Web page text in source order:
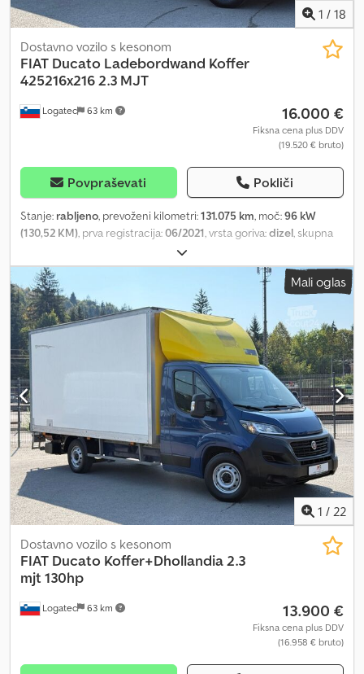
1 / 18
Logatec 63 km
Dostavno vozilo s kesonom
FIAT Ducato Ladebordwand Koffer
425216x216 2.3 MJT
16.000 €
Fiksna cena plus DDV
(19.520 € bruto)
Povpraševati Pokliči
Stanje: rabljeno, prevoženi kilometri:131.075 km, moč:96 kW
(130,52 KM), prva registracija:06/2021, vrsta goriva:dizel, skupna
, vrsta prenosa:
sedežev:3, prostornina tovornega prostora:20 m³, dolžina
tovornega prostora:
, širina tovornega prostora:2.150
mm, višina nakladalnega prostora: 2.150 mm , Leto izdelave:
Oprema:ABS, centralno zaklepanje, dvižna zadnja plošča,
elektronski program stabilnosti (ESP), filter saj, klimatska
naprava
, EXPORT PLATES DONE IN 1 HOUR. Djdezru S Nepfx Alisck
NEW SERVICE + INSPECTION DONE DHOLLANDIA 350KG BOX: 425
X 215 X 215, VOLUME 20 M3, PAYLOAD 780 KG 1 OWENR, 2 KEYS VIN
NR: ZFA25000002S19983
Mali oglas
1 / 22
Logatec 63 km
Dostavno vozilo s kesonom
FIAT Ducato Koffer+Dhollandia 2.3
mjt 130hp
13.900 €
Fiksna cena plus DDV
(16.958 € bruto)